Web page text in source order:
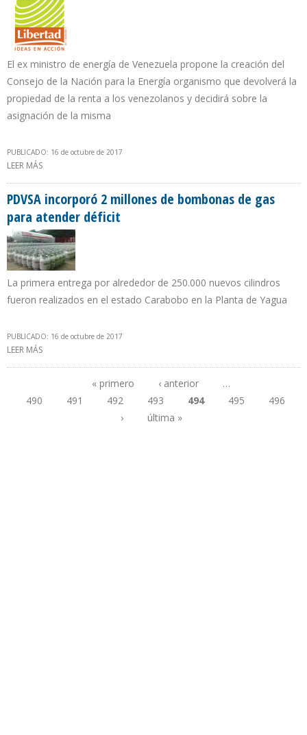
El ex ministro de energía de Venezuela propone la creación del
Consejo de la Nación para la Energía organismo que devolverá la
propiedad de la renta a los venezolanos y decidirá sobre la
asignación de la misma
PUBLICADO: 16 de octubre de 2017
LEER MÁS
PDVSA incorporó 2 millones de bombonas de gas
para atender déficit
La primera entrega por alrededor de 250.000 nuevos cilindros
fueron realizados en el estado Carabobo en la Planta de Yagua
PUBLICADO: 16 de octubre de 2017
LEER MÁS
Páginas
« primero ‹ anterior
…
490
491 492 493 494 495
496
›
última »